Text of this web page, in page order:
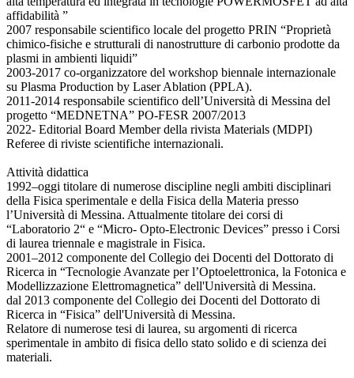
affidabilità ”
2007 responsabile scientifico locale del progetto PRIN “Proprietà
chimico-fisiche e strutturali di nanostrutture di carbonio prodotte da
plasmi in ambienti liquidi”
2003-2017 co-organizzatore del workshop biennale internazionale
su Plasma Production by Laser Ablation (PPLA).
2011-2014 responsabile scientifico dell’Università di Messina del
progetto “MEDNETNA” PO-FESR 2007/2013
2022- Editorial Board Member della rivista Materials (MDPI)
Referee di riviste scientifiche internazionali.
Attività didattica
1992–oggi titolare di numerose discipline negli ambiti disciplinari
della Fisica sperimentale e della Fisica della Materia presso
l’Università di Messina. Attualmente titolare dei corsi di
“Laboratorio 2“ e “Micro- Opto-Electronic Devices” presso i Corsi
di laurea triennale e magistrale in Fisica.
2001–2012 componente del Collegio dei Docenti del Dottorato di
Ricerca in “Tecnologie Avanzate per l’Optoelettronica, la Fotonica e
Modellizzazione Elettromagnetica” dell'Università di Messina.
dal 2013 componente del Collegio dei Docenti del Dottorato di
Ricerca in “Fisica” dell'Università di Messina.
Relatore di numerose tesi di laurea, su argomenti di ricerca
sperimentale in ambito di fisica dello stato solido e di scienza dei
materiali.